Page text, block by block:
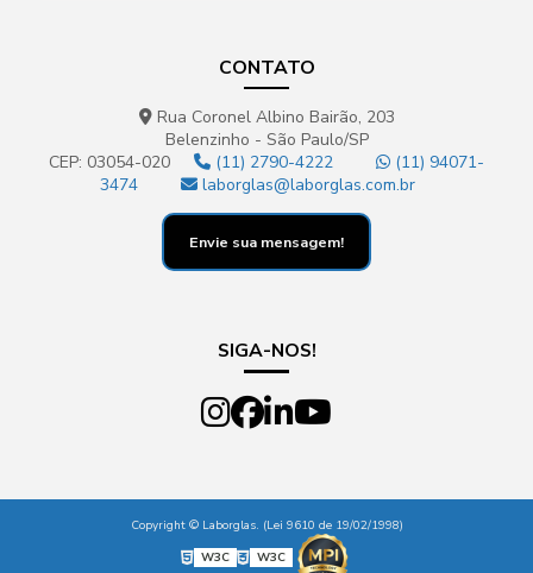
CONTATO
Rua Coronel Albino Bairão, 203
Belenzinho - São Paulo/SP
CEP: 03054-020
(11) 2790-4222
(11) 94071-
3474
laborglas@laborglas.com.br
Envie sua mensagem!
SIGA-NOS!
Copyright © Laborglas. (Lei 9610 de 19/02/1998)
W3C
W3C